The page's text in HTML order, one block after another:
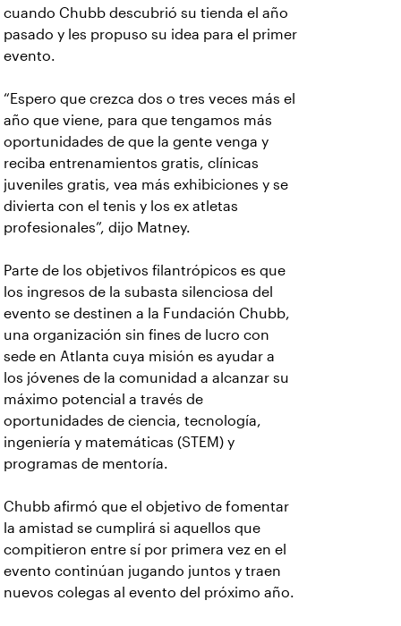
cuando Chubb descubrió su tienda el año
pasado y les propuso su idea para el primer
evento.
“Espero que crezca dos o tres veces más el
año que viene, para que tengamos más
oportunidades de que la gente venga y
reciba entrenamientos gratis, clínicas
juveniles gratis, vea más exhibiciones y se
divierta con el tenis y los ex atletas
profesionales”, dijo Matney.
Parte de los objetivos filantrópicos es que
los ingresos de la subasta silenciosa del
evento se destinen a la Fundación Chubb,
una organización sin fines de lucro con
sede en Atlanta cuya misión es ayudar a
los jóvenes de la comunidad a alcanzar su
máximo potencial a través de
oportunidades de ciencia, tecnología,
ingeniería y matemáticas (STEM) y
programas de mentoría.
Chubb afirmó que el objetivo de fomentar
la amistad se cumplirá si aquellos que
compitieron entre sí por primera vez en el
evento continúan jugando juntos y traen
nuevos colegas al evento del próximo año.